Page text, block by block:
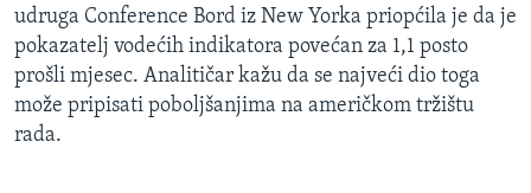
ŽENSKA STRANA
IZBJEGLIČKA STRANA
MAGAZIN
udruga Conference Bord iz New Yorka priopćila je da je
pokazatelj vodećih indikatora povećan za 1,1 posto
prošli mjesec. Analitičar kažu da se najveći dio toga
može pripisati poboljšanjima na američkom tržištu
rada.